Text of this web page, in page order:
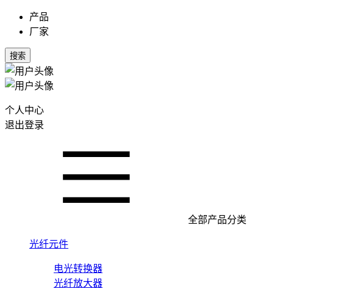
产品
厂家
搜索
个人中心
退出登录
全部产品分类
光纤元件
电光转换器
光纤放大器